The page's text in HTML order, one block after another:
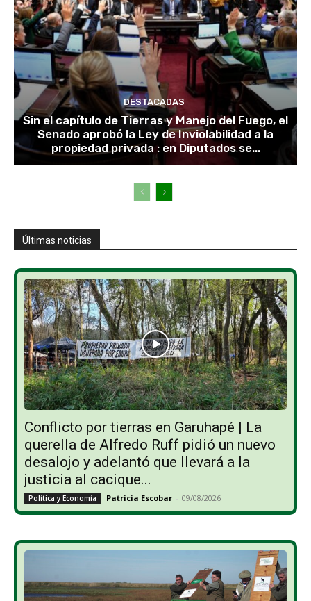
DESTACADAS
Sin el capítulo de Tierras y Manejo del Fuego, el
Senado aprobó la Ley de Inviolabilidad a la
propiedad privada : en Diputados se...
Últimas noticias
Conflicto por tierras en Garuhapé | La
querella de Alfredo Ruff pidió un nuevo
desalojo y adelantó que llevará a la
justicia al cacique...
Política y Economía Patricia Escobar - 09/08/2026